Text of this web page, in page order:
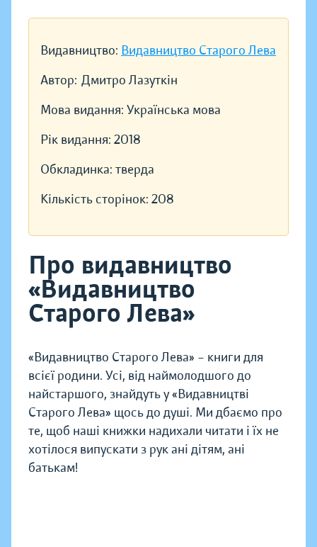
Видавництво: Видавництво Старого Лева
Автор: Дмитро Лазуткін
Мова видання: Українська мова
Рік видання: 2018
Обкладинка: тверда
Кількість сторінок: 208
Про видавництво
«Видавництво
Старого Лева»
«Видавництво Старого Лева» – книги для
всієї родини. Усі, від наймолодшого до
найстаршого, знайдуть у «Видавництві
Старого Лева» щось до душі. Ми дбаємо про
те, щоб наші книжки надихали читати і їх не
хотілося випускати з рук ані дітям, ані
батькам!